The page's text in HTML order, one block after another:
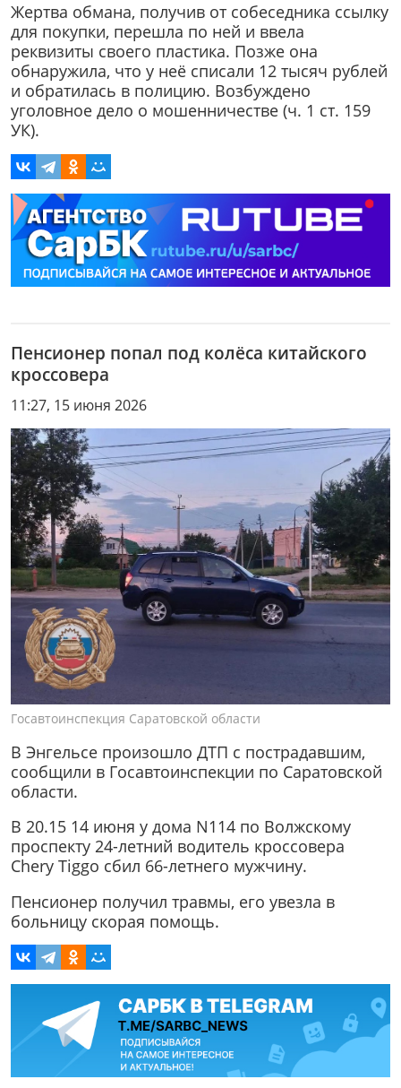
Жертва обмана, получив от собеседника ссылку
для покупки, перешла по ней и ввела
реквизиты своего пластика. Позже она
обнаружила, что у неё списали 12 тысяч рублей
и обратилась в полицию. Возбуждено
уголовное дело о мошенничестве (ч. 1 ст. 159
УК).
Пенсионер попал под колёса китайского
кроссовера
11:27, 15 июня 2026
Госавтоинспекция Саратовской области
В Энгельсе произошло ДТП с пострадавшим,
сообщили в Госавтоинспекции по Саратовской
области.
В 20.15 14 июня у дома N114 по Волжскому
проспекту 24-летний водитель кроссовера
Chery Tiggo сбил 66-летнего мужчину.
Пенсионер получил травмы, его увезла в
больницу скорая помощь.